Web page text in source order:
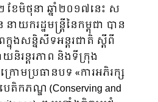
ខែមិថុនា ឆ្នាំ២០១៧នេះ ស
យករដ្ឋមន្ត្រីនៃកម្ពុជា បាន
នុងសន្និសីទអន្តរជាតិ ស្តីពី
រន្តរភាព និងទីក្រុង
ោមប្រធានបទ «ការអភិរក្ស
េតិកភណ្ឌ (Conserving and